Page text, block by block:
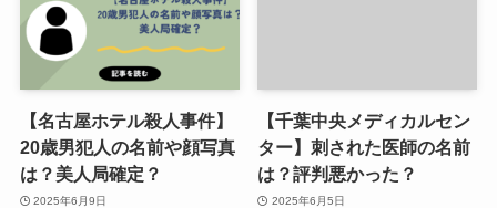
【名古屋ホテル殺人事件】
20歳男犯人の名前や顔写真
は？美人局確定？
2025年6月9日
【千葉中央メディカルセン
ター】刺された医師の名前
は？評判悪かった？
2025年6月5日